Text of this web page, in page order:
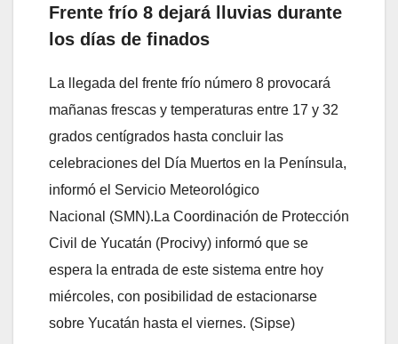
Frente frío 8 dejará lluvias durante
los días de finados
La llegada del frente frío número 8 provocará
mañanas frescas y temperaturas entre 17 y 32
grados centígrados hasta concluir las
celebraciones del Día Muertos en la Península,
informó el Servicio Meteorológico
Nacional (SMN).La Coordinación de Protección
Civil de Yucatán (Procivy) informó que se
espera la entrada de este sistema entre hoy
miércoles, con posibilidad de estacionarse
sobre Yucatán hasta el viernes. (Sipse)